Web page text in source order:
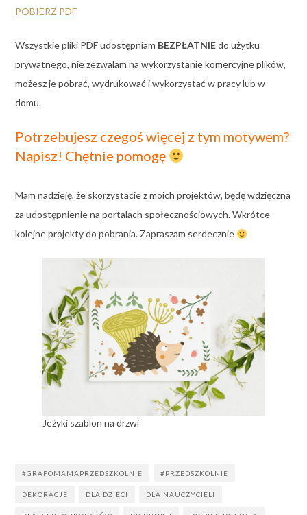
POBIERZ PDF
Wszystkie pliki PDF udostępniam BEZPŁATNIEdo użytku
prywatnego, nie zezwalam na wykorzystanie komercyjne plików,
możesz je pobrać, wydrukować i wykorzystać w pracy lub w
domu.
Potrzebujesz czegoś więcej z tym motywem?
Napisz! Chętnie pomogę
Mam nadzieję, że skorzystacie z moich projektów, będę wdzięczna
za udostępnienie na portalach społecznościowych. Wkrótce
kolejne projekty do pobrania. Zapraszam serdecznie
Jeżyki szablon na drzwi
#GRAFOMAMAPRZEDSZKOLNIE #PRZEDSZKOLNIE
DEKORACJE DLA DZIECI DLA NAUCZYCIELI